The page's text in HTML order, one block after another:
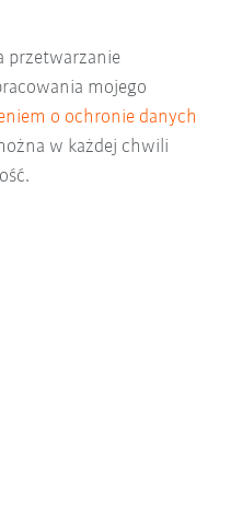
przetwarzanie
mojego
o ochronie danych
w każdej chwili